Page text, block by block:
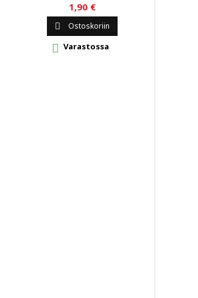
1,90 €
 Ostoskoriin
 Varastossa